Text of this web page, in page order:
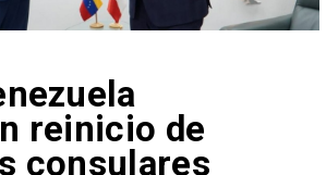
Feriantes
de Camila Flores
Fabiola Campillai